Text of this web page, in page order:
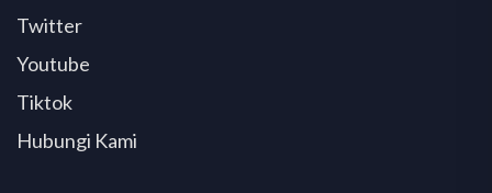
Twitter
Youtube
Tiktok
Hubungi Kami